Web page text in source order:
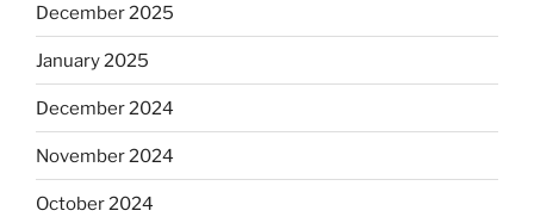
December 2025
January 2025
December 2024
November 2024
October 2024